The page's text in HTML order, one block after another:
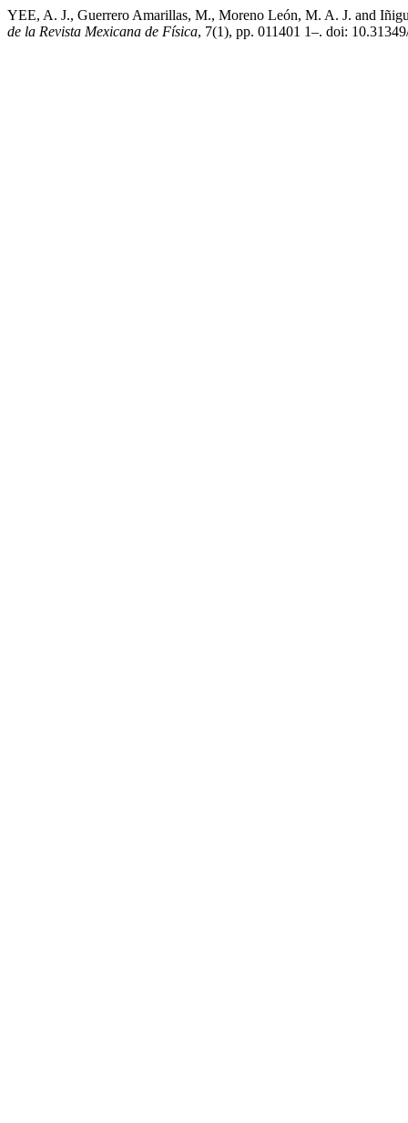
YEE, A. J., Guerrero Amarillas, M., Moreno León, M. A. J. and
de la Revista Mexicana de Física, 7(1), pp. 011401 1–. doi: